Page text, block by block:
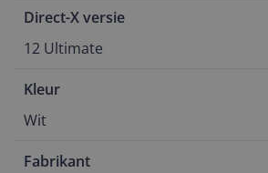
Direct-X versie
12 Ultimate
Kleur
Wit
Fabrikant